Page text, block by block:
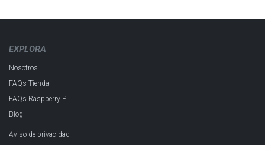
EXPLORA
Nosotros
FAQs Tienda
FAQs Raspberry Pi
Blog
Aviso de privacidad